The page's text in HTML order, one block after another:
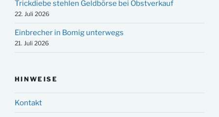
Trickdiebe stehlen Geldbörse bei Obstverkauf
22. Juli 2026
Einbrecher in Bomig unterwegs
21. Juli 2026
HINWEISE
Kontakt